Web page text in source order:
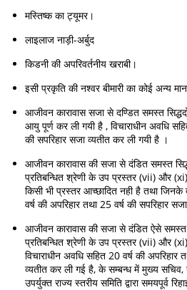
मस्तिष्क का ट्यूमर।
लाइलाज नाड़ी-अर्बुद
किडनी की अपरिवर्तनीय खराबी।
इसी प्रकृति की नश्वर बीमारी का कोई अन्य
आजीवन कारावास सजा से दण्डित समस्त
आयु पूर्ण कर ली गयी है , विचाराधीन अवधि
की सपरिहार सजा व्यतीत कर ली गयी है ।
आजीवन कारावास की सजा से दंडित समस्त
प्रतिबन्धित श्रेणी के उप प्रस्तर (vii) और
किसी भी प्रस्तर आच्छादित नही है तथा जिनके
वर्ष की अपरिहार तथा 25 वर्ष की सपरिहार
आजीवन कारावास की सजा से दंडित ऐसे समस्त
प्रतिबन्धित श्रेणी के उप प्रस्तर (vii) और (xi)
विचाराधीन अवधि सहित 20 वर्ष की अपरिहार
व्यतीत कर ली गई है, के सम्बन्ध में मुख्य सचिव,
उपर्युक्त राज्य स्तरीय समिति द्वारा समयपूर्व